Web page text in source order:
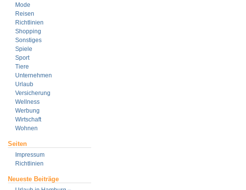
Mode
Reisen
Richtlinien
Shopping
Sonstiges
Spiele
Sport
Tiere
Unternehmen
Urlaub
Versicherung
Wellness
Werbung
Wirtschaft
Wohnen
Seiten
Impressum
Richtlinien
Neueste Beiträge